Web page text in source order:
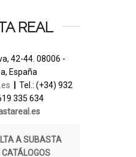
REAL
42-44. 08006 -
España
Tel.: (+34) 932
335 634
A SUBASTA
CATÁLOGOS